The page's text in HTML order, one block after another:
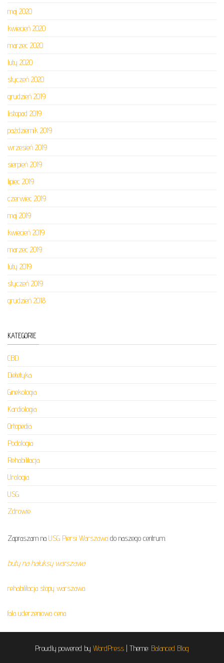
maj 2020
kwiecień 2020
marzec 2020
luty 2020
styczeń 2020
grudzień 2019
listopad 2019
październik 2019
wrzesień 2019
sierpień 2019
lipiec 2019
czerwiec 2019
maj 2019
kwiecień 2019
marzec 2019
luty 2019
styczeń 2019
grudzień 2018
KATEGORIE
CBD
Dietetyka
Ginekologia
Kardiologia
Ortopedia
Podologia
Rehabilitacja
Urologia
USG
Zdrowie
Zapraszam na USG Piersi Warszawa do naszego centrum.
buty na haluksy warszawa
rehabilitacja stopy warszawa
fala uderzeniowa cena
Proudly powered by WordPress Theme: Balanced Blog